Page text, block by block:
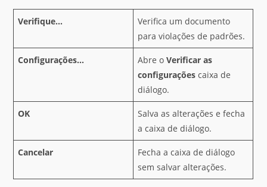
Verifique…
Verifica um documento
para violações de padrões.
Configurações… Abre oVerificar as
configurações caixa de
diálogo.
OK
Salva as alterações e fecha
a caixa de diálogo.
Cancelar
Fecha a caixa de diálogo
sem salvar alterações.